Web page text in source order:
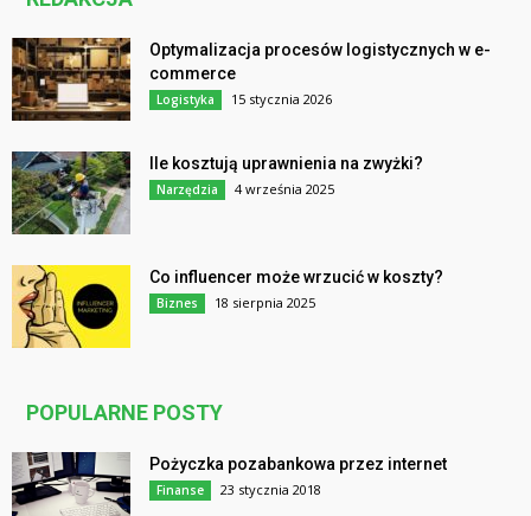
Optymalizacja procesów logistycznych w e-
commerce
Logistyka 15 stycznia 2026
Ile kosztują uprawnienia na zwyżki?
Narzędzia 4 września 2025
Co influencer może wrzucić w koszty?
Biznes 18 sierpnia 2025
POPULARNE POSTY
Pożyczka pozabankowa przez internet
Finanse 23 stycznia 2018